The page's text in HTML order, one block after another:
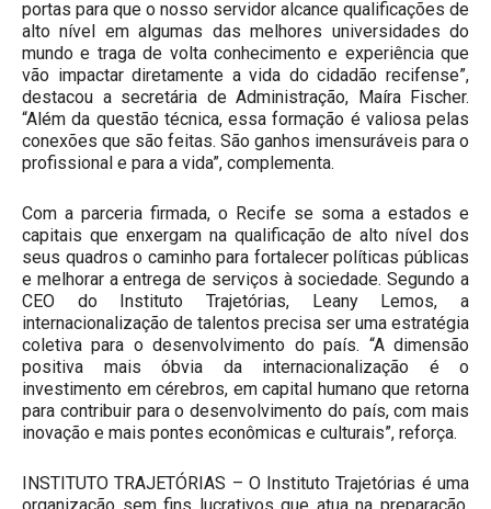
portas para que o nosso servidor alcance qualificações de
alto nível em algumas das melhores universidades do
mundo e traga de volta conhecimento e experiência que
vão impactar diretamente a vida do cidadão recifense”,
destacou a secretária de Administração, Maíra Fischer.
“Além da questão técnica, essa formação é valiosa pelas
conexões que são feitas. São ganhos imensuráveis para o
profissional e para a vida”, complementa.
Com a parceria firmada, o Recife se soma a estados e
capitais que enxergam na qualificação de alto nível dos
seus quadros o caminho para fortalecer políticas públicas
e melhorar a entrega de serviços à sociedade. Segundo a
CEO do Instituto Trajetórias, Leany Lemos, a
internacionalização de talentos precisa ser uma estratégia
coletiva para o desenvolvimento do país. “A dimensão
positiva mais óbvia da internacionalização é o
investimento em cérebros, em capital humano que retorna
para contribuir para o desenvolvimento do país, com mais
inovação e mais pontes econômicas e culturais”, reforça.
INSTITUTO TRAJETÓRIAS – O Instituto Trajetórias é uma